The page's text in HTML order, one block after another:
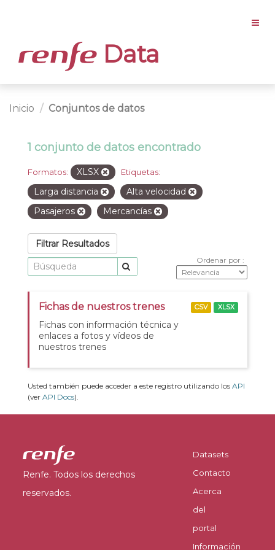
Data
Inicio Conjuntos de datos
1 conjunto de datos encontrado
Formatos: XLSX Etiquetas:
Larga distancia
Alta velocidad
Pasajeros
Mercancías
Filtrar Resultados
Ordenar por
Fichas de nuestros trenes
Fichas con información técnica y
enlaces a fotos y vídeos de
nuestros trenes
CSV XLSX
Usted también puede acceder a este registro utilizando los API
(ver API Docs).
Renfe. Todos los derechos
reservados.
Datasets
Contacto
Acerca
del
portal
Información